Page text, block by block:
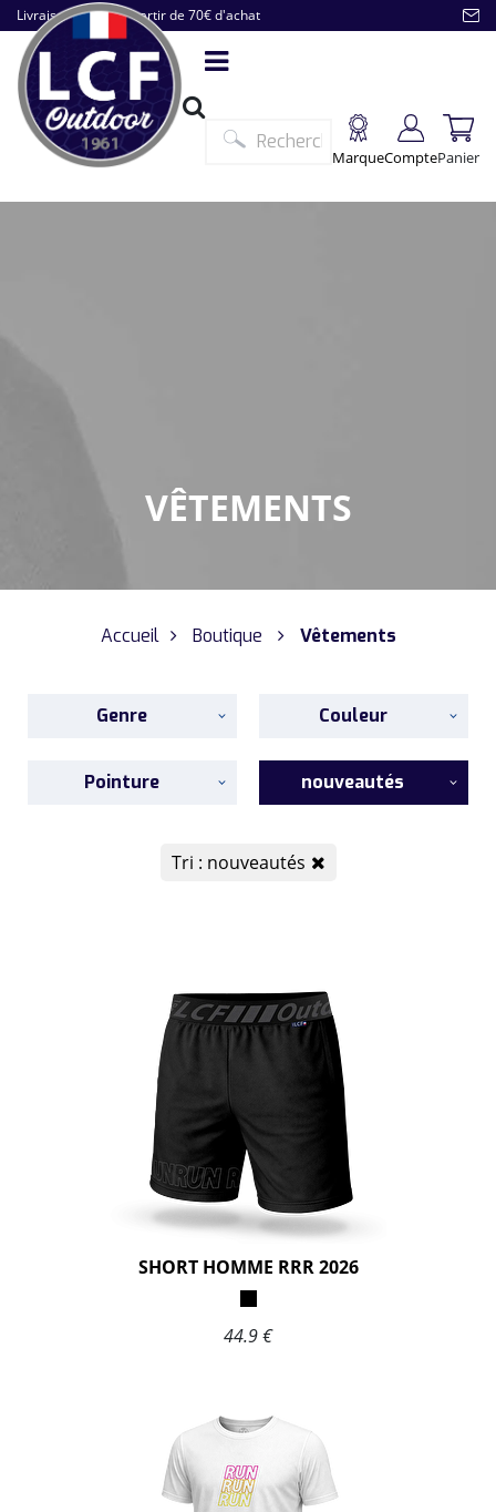
Livraison offerte à partir de 70€ d'achat
MarqueComptePanier
VÊTEMENTS
Accueil Boutique Vêtements
Genre Couleur
Pointure nouveautés
Tri : nouveautés
SHORT HOMME RRR 2026
44.9 €